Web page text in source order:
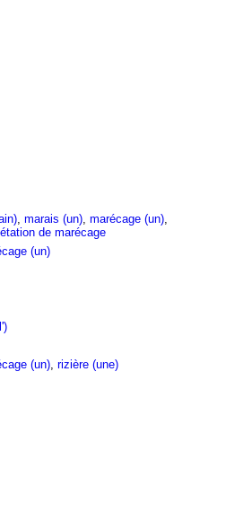
, marais (un), marécage (un),
de marécage
(un)
(un), rizière (une)